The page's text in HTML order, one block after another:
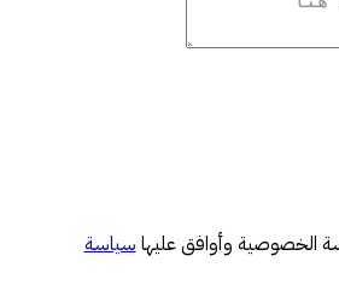
الخصوصية وأوافق عليها سياسة